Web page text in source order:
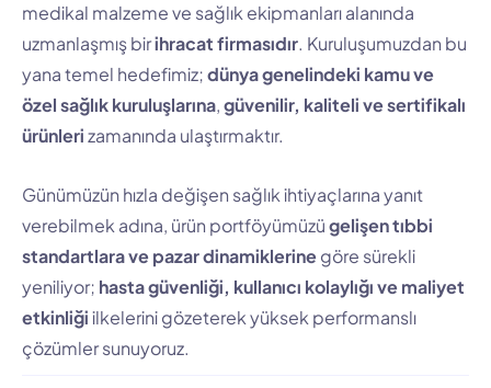
medikal malzeme ve sağlık ekipmanları alanında
uzmanlaşmış birihracat firmasıdır. Kuruluşumuzdan bu
yana temel hedefimiz;dünya genelindeki kamu ve
özel sağlık kuruluşlarına,güvenilir, kaliteli ve sertifikalı
ürünlerizamanında ulaştırmaktır.
Günümüzün hızla değişen sağlık ihtiyaçlarına yanıt
verebilmek adına, ürün portföyümüzügelişen tıbbi
standartlara ve pazar dinamiklerinegöre sürekli
yeniliyor; hasta güvenliği, kullanıcı kolaylığı ve maliyet
etkinliğiilkelerini gözeterek yüksek performanslı
çözümler sunuyoruz.